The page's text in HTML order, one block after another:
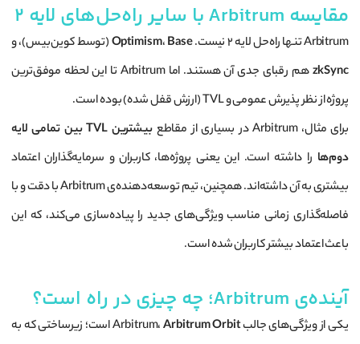
مقایسه Arbitrum با سایر راه‌حل‌های لایه ۲
Arbitrum تنها راه‌حل لایه ۲ نیست. Optimism،Base
(توسط کوین‌بیس)، و
zkSync
هم رقبای جدی آن هستند. اما Arbitrum تا این لحظه موفق‌ترین
پروژه از نظر پذیرش عمومی و TVL (ارزش قفل شده) بوده است.
برای مثال، Arbitrum در بسیاری از مقاطع
بیشترین TVL بین تمامی لایه
دوم‌ها را داشته است. این یعنی پروژه‌ها، کاربران و سرمایه‌گذاران اعتماد
بیشتری به آن داشته‌اند. همچنین، تیم توسعه‌دهنده‌ی Arbitrum با دقت و با
فاصله‌گذاری زمانی مناسب ویژگی‌های جدید را پیاده‌سازی می‌کند، که این
باعث اعتماد بیشتر کاربران شده است.
آینده‌ی Arbitrum؛ چه چیزی در راه است؟
یکی از ویژگی‌های جالب Arbitrum،Arbitrum Orbit
است؛ زیرساختی که به